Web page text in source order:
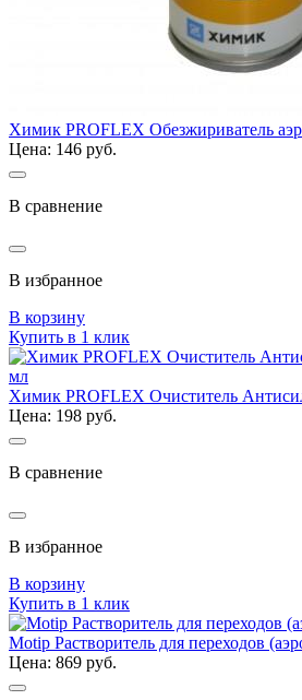
Химик PROFLEX Обезжириватель
Цена: 146 руб.
В сравнение
В избранное
В корзину
Купить в 1 клик
Химик PROFLEX Очиститель
Цена: 198 руб.
В сравнение
В избранное
В корзину
Купить в 1 клик
Motip Растворитель для переходов
Цена: 869 руб.